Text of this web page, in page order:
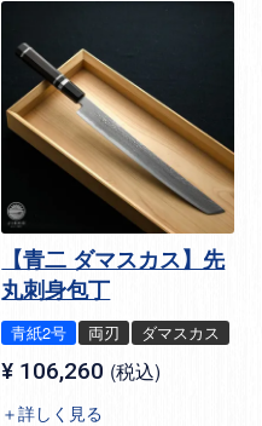
【青二 ダマスカス】先
丸刺身包丁
青紙2号 両刃 ダマスカス
¥ 106,260 税込
＋詳しく見る